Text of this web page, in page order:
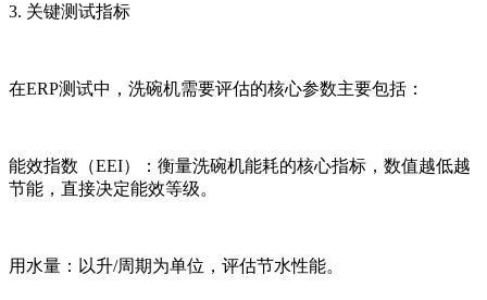
3. 关键测试指标
在ERP测试中，洗碗机需要评估的核心参数主要包括：
能效指数（EEI）：衡量洗碗机能耗的核心指标，数值越低越
节能，直接决定能效等级。
用水量：以升/周期为单位，评估节水性能。